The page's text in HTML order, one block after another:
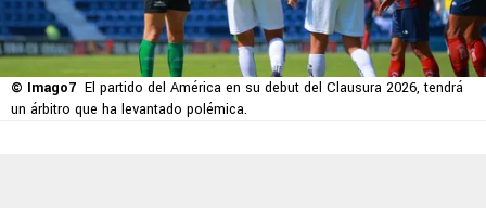
© Imago7 El partido del América en su debut del Clausura 2026, tendrá
un árbitro que ha levantado polémica.